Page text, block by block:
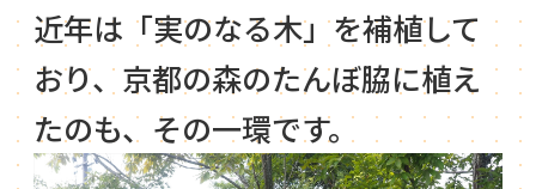
近年は「実のなる木」を補植して
おり、京都の森のたんぼ脇に植え
たのも、その一環です。